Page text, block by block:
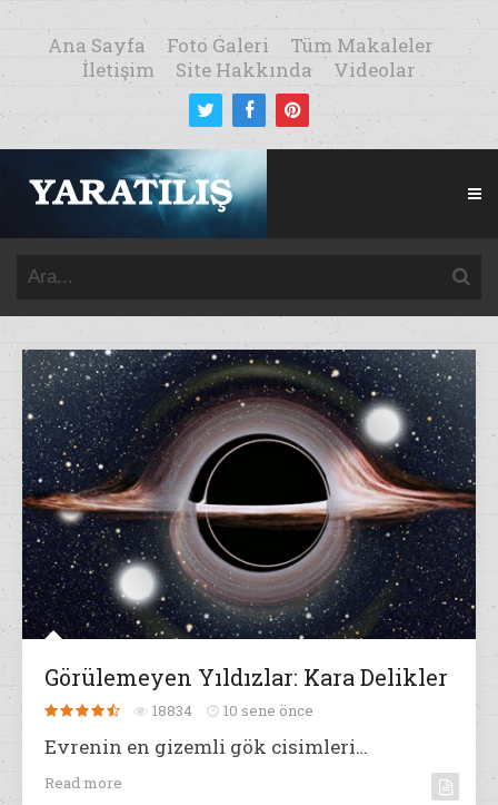
Ana Sayfa Foto Galeri
Tüm Makaleler
İletişim
Site Hakkında Videolar
Görülemeyen Yıldızlar: Kara Delikler
18834 10 sene önce
Evrenin en gizemli gök cisimleri…
Read more